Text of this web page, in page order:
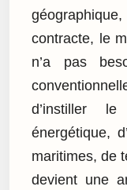
contracte, le
n’a pas
d’instiller
énergétique,
maritimes, de
devient une